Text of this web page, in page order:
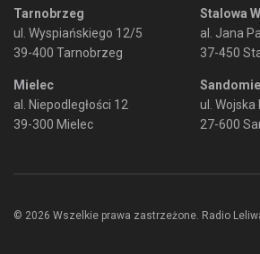
Tarnobrzeg
ul. Wyspiańskiego 12/5
39-400 Tarnobrzeg
Mielec
al. Niepodległości 12
39-300 Mielec
Stalowa
al. Jana
37-450
ul. Wojska
27-600
© 2026 Wszelkie prawa zastrzeżone. Radio